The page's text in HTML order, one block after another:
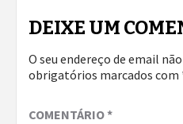
DEIXE UM
O seu endereço de email
obrigatórios marcados com
COMENTÁRIO*